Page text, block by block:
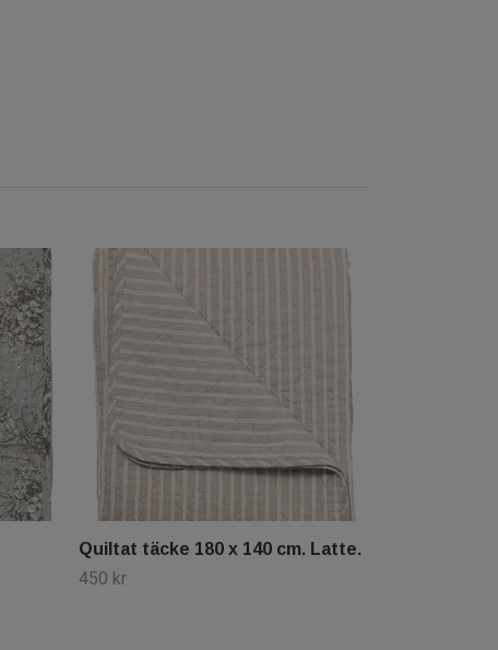
Quiltat täcke 180 x 140 cm. Latte.
450 kr